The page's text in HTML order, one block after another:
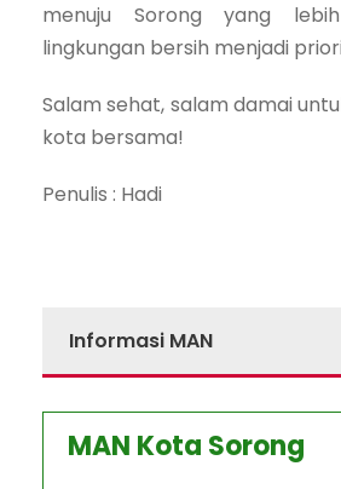
menuju Sorong yang
lingkungan bersih menjadi
Salam sehat, salam damai
kota bersama!
Penulis : Hadi
Informasi MAN
MAN Kota Sorong